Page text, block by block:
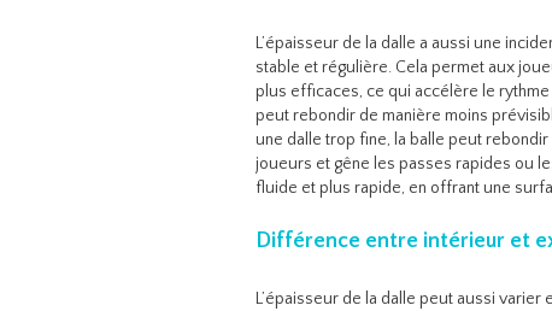
L’épaisseur de la dalle a aussi une
stable et régulière. Cela permet aux
plus efficaces, ce qui accélère le
peut rebondir de manière moins
une dalle trop fine, la balle peut
joueurs et gêne les passes rapides ou
fluide et plus rapide, en offrant une
Différence entre intérieur et
L’épaisseur de la dalle peut aussi